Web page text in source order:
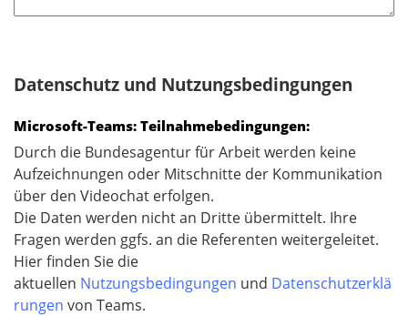
Datenschutz und Nutzungsbedingungen
Microsoft-Teams: Teilnahmebedingungen:
Durch die Bundesagentur für Arbeit werden keine
Aufzeichnungen oder Mitschnitte der Kommunikation
über den Videochat erfolgen.
Die Daten werden nicht an Dritte übermittelt. Ihre
Fragen werden ggfs. an die Referenten weitergeleitet.
​​​​​​​Hier finden Sie die
aktuellen Nutzungsbedingungen und Datenschutzerklä
rungen von Teams.